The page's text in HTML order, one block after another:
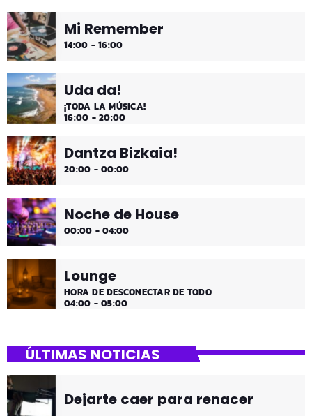
¡Música y más música los fines de semana!
Mi Remember
14:00 - 16:00
Uda da!
¡TODA LA MÚSICA!
16:00 - 20:00
Dantza Bizkaia!
20:00 - 00:00
Noche de House
00:00 - 04:00
Lounge
HORA DE DESCONECTAR DE TODO
04:00 - 05:00
ÚLTIMAS NOTICIAS
Dejarte caer para renacer